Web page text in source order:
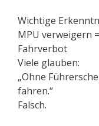
Wichtige
MPU verweigern
Fahrverbot
Viele glauben:
„Ohne
fahren.“
Falsch.